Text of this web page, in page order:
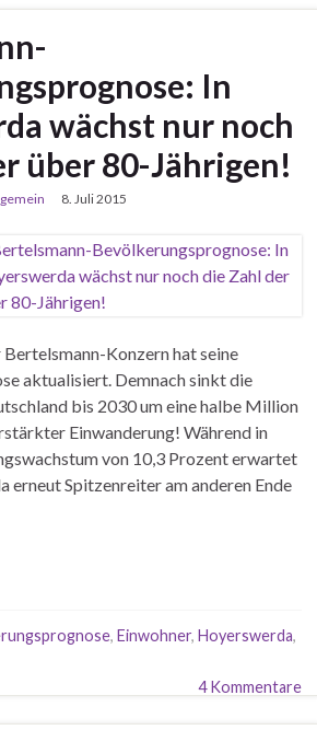
In
wächst nur noch
über 80-Jährigen!
8. Juli 2015
Konzern hat seine
aktualisiert. Demnach sinkt die
bis 2030 um eine halbe Million
Einwanderung! Während in
von 10,3 Prozent erwartet
erneut Spitzenreiter am anderen Ende
, Einwohner, Hoyerswerda,
4 Kommentare